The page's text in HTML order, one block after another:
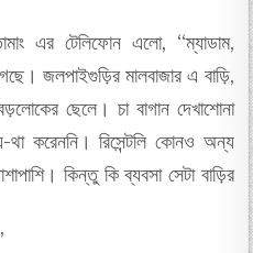
এর টেলিফোন এলো, “ম্যাডাম,
জলপাইগুড়ির মালবাজার এ বাড়ি,
ছেলে। চা বাগান দেখাশোনা
করেননি। রিসেন্টলি কোনও অন্য
কিন্তু কি ব্যবসা সেটা বাড়ির